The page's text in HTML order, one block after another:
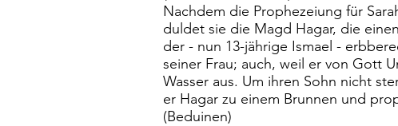
Nachdem die Prophezeiung für
duldet sie die Magd Hagar, die
der - nun 13-jährige Ismael -
seiner Frau; auch, weil er von Gott
Wasser aus. Um ihren Sohn nicht
er Hagar zu einem Brunnen und
(Beduinen)